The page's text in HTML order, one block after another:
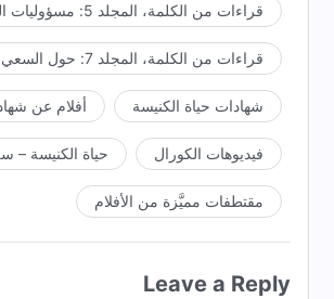
يتحدَّث لكلِّ الكون وكافة البشريَّة.
لذلك تصبح كلمات الله كنز البشر.
كلماته محبَّبةٌ للجميع.
يومض البرق مباشرةً مِن الشرق للغرب.
كلمات الله تجعل الناس لا يطيقون التخلِّي
كلمات الله شديدة العمق لكنَّها تجلب
جميع البشر يبتهجون ويحتفلون بمجيء
قراءات من الكلمة، المجلد 5: مسؤوليات القادة والعاملين
قراءات من الكلمة، المجلد 7: حول السعي إلى الحق
شهادات حياة الكنيسة أفلام عن
فيديوهات الكورال حياة الكنيسة –
مقتطفات مميَّزة من الأفلام
Leave a Reply